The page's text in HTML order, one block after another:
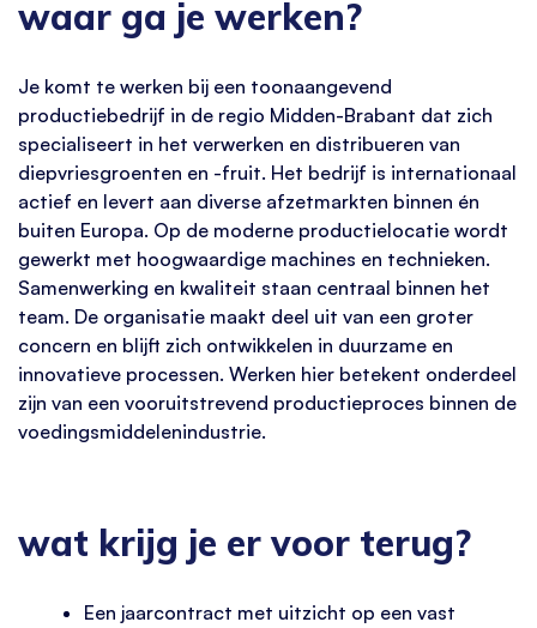
waar ga je werken?
Je komt te werken bij een toonaangevend
productiebedrijf in de regio Midden-Brabant dat zich
specialiseert in het verwerken en distribueren van
diepvriesgroenten en -fruit. Het bedrijf is internationaal
actief en levert aan diverse afzetmarkten binnen én
buiten Europa. Op de moderne productielocatie wordt
gewerkt met hoogwaardige machines en technieken.
Samenwerking en kwaliteit staan centraal binnen het
team. De organisatie maakt deel uit van een groter
concern en blijft zich ontwikkelen in duurzame en
innovatieve processen. Werken hier betekent onderdeel
zijn van een vooruitstrevend productieproces binnen de
voedingsmiddelenindustrie.
wat krijg je er voor terug?
Een jaarcontract met uitzicht op een vast